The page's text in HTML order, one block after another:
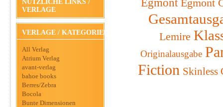
NÜTZLICHE LINKS /
VERLAGE
VERLAGE / KATEGORIEN
All Verlag
Atrium Verlag
avant-verlag
bahoe books
Berres/Zebra
Bocola
Bunte Dimensionen
Egmont
Lemire
Originalausgabe
Fiction Skinless